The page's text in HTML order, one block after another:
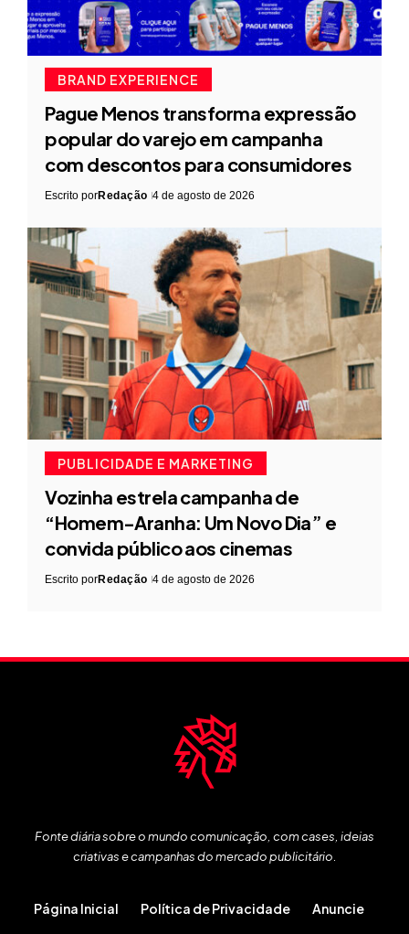
BRAND EXPERIENCE
Pague Menos transforma expressão
popular do varejo em campanha
com descontos para consumidores
Escrito porRedação 4 de agosto de 2026
PUBLICIDADE E MARKETING
Vozinha estrela campanha de
“Homem-Aranha: Um Novo Dia” e
convida público aos cinemas
Escrito porRedação 4 de agosto de 2026
Fonte diária sobre o mundo comunicação, com cases, ideias
criativas e campanhas do mercado publicitário.
Página Inicial Política de Privacidade Anuncie